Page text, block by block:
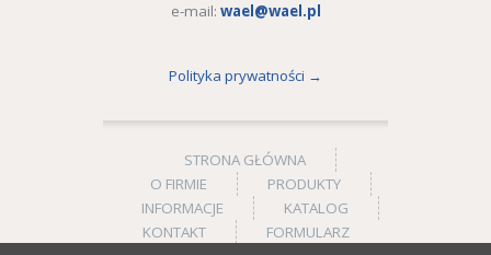
e-mail: wael@wael.pl
Polityka prywatności →
STRONA GŁÓWNA
O FIRMIE
PRODUKTY
INFORMACJE
KATALOG
KONTAKT
FORMULARZ